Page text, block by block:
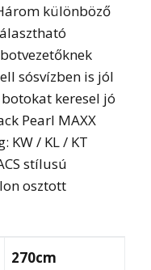
különböző
sósvízben is jól
keresel jó
Pearl MAXX
KW / KL / KT
stílusú
osztott
270cm